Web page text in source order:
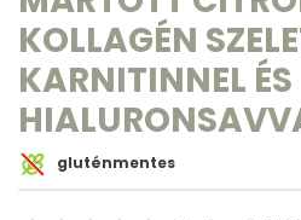
KOLLAGÉN
KARNITINNEL ÉS
gluténmentes